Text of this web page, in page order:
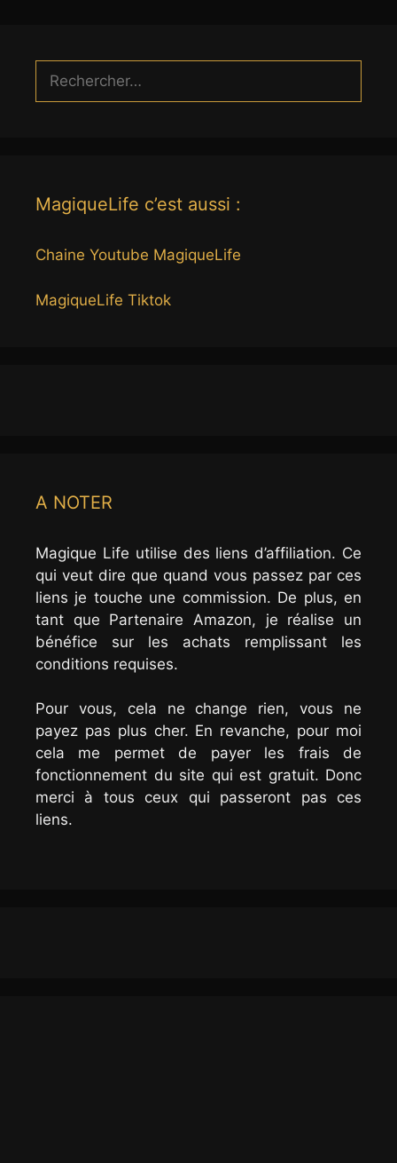
Rechercher :
MagiqueLife c’est aussi :
Chaine Youtube MagiqueLife
MagiqueLife Tiktok
A NOTER
Magique Life utilise des liens d’affiliation. Ce
qui veut dire que quand vous passez par ces
liens je touche une commission. De plus, en
tant que Partenaire Amazon, je réalise un
bénéfice sur les achats remplissant les
conditions requises.
Pour vous, cela ne change rien, vous ne
payez pas plus cher. En revanche, pour moi
cela me permet de payer les frais de
fonctionnement du site qui est gratuit. Donc
merci à tous ceux qui passeront pas ces
liens.